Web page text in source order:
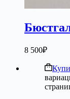
8 500₽